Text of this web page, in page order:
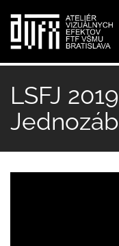
hlavný
obsah
LSFJ 2019